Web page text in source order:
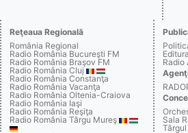
Reţeaua Regională
România Regional
Radio România Bucureşti FM
Radio România Braşov FM
Radio România Cluj
Radio România Constanţa
Radio România Vacanţa
Radio România Oltenia-Craiova
Radio România Iaşi
Radio România Reşiţa
Radio România Târgu Mureş
Radio
Sala